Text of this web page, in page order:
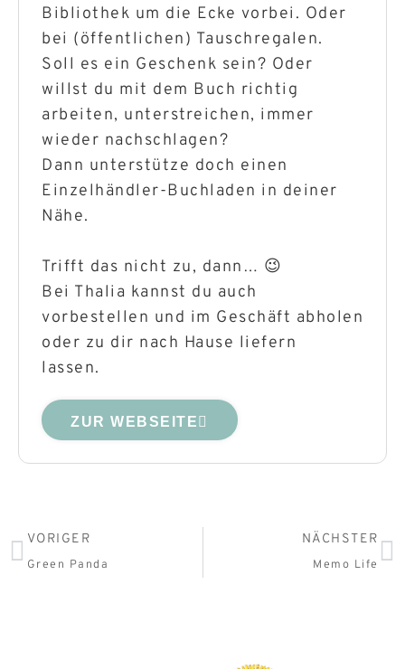
Bibliothek um die Ecke vorbei. Oder
bei (öffentlichen) Tauschregalen.
Soll es ein Geschenk sein? Oder
willst du mit dem Buch richtig
arbeiten, unterstreichen, immer
wieder nachschlagen?
Dann unterstütze doch einen
Einzelhändler-Buchladen in deiner
Nähe.
Trifft das nicht zu, dann… 😉
Bei Thalia kannst du auch
vorbestellen und im Geschäft abholen
oder zu dir nach Hause liefern
lassen.
ZUR WEBSEITE
VORIGER
Green Panda
NÄCHSTER
Memo Life